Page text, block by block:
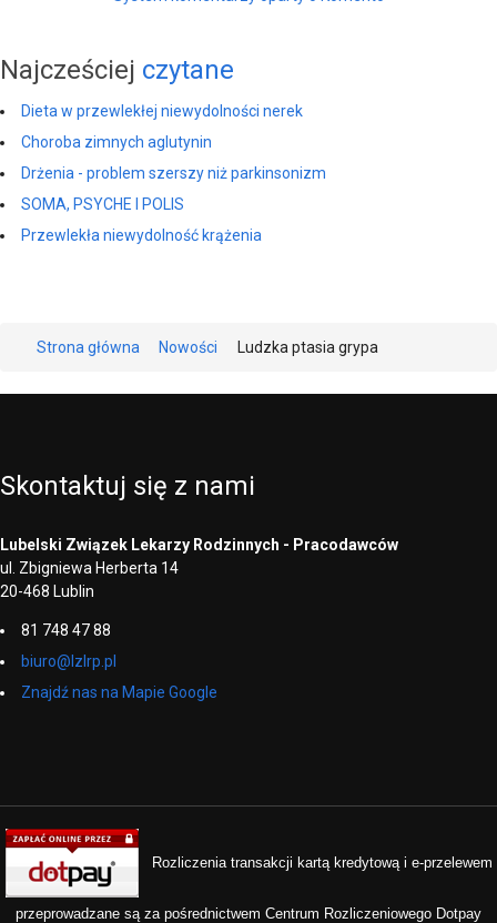
Najcześciej czytane
Dieta w przewlekłej niewydolności nerek
Choroba zimnych aglutynin
Drżenia - problem szerszy niż parkinsonizm
SOMA, PSYCHE I POLIS
Przewlekła niewydolność krążenia
Strona główna Nowości Ludzka ptasia grypa
Skontaktuj się z nami
Lubelski Związek Lekarzy Rodzinnych - Pracodawców
ul. Zbigniewa Herberta 14
20-468 Lublin
81 748 47 88
biuro@lzlrp.pl
Znajdź nas na Mapie Google
Rozliczenia transakcji kartą kredytową i e-przelewem
przeprowadzane są za pośrednictwem Centrum Rozliczeniowego Dotpay